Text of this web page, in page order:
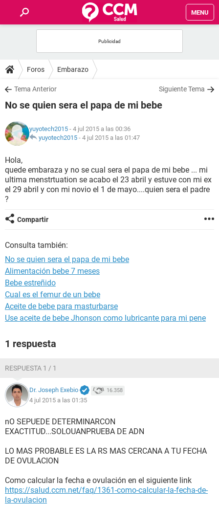
MENU
FOROS
SALUD
NUTRICIÓN
BIENESTAR
SEXUALIDAD
GLOSARIO
Foros Embarazo
Tema Anterior Siguiente Tema
No se quien sera el papa de mi bebe
yuyotech2015 - 4 jul 2015 a las 00:36
yuyotech2015 - 4 jul 2015 a las 01:47
Hola,
quede embaraza y no se cual sera el papa de mi bebe ... mi
ultima menstrtuation se acabo el 23 abril y estuve con mi ex
el 29 abril y con mi novio el 1 de mayo....quien sera el padre
?
Compartir
Consulta también:
No se quien sera el papa de mi bebe
Alimentación bebe 7 meses
Bebe estreñido
Cual es el femur de un bebe
Aceite de bebe para masturbarse
Use aceite de bebe Jhonson como lubricante para mi pene
1 respuesta
RESPUESTA 1 / 1
Dr. Joseph Exebio 16.358
4 jul 2015 a las 01:35
nO SEPUEDE DETERMINARCON
EXACTITUD...SOLOUANPRUEBA DE ADN
LO MAS PROBABLE ES LA RS MAS CERCANA A TU FECHA
DE OVULACION
Como calcular la fecha e ovulación en el siguiente link
https://salud.ccm.net/faq/1361-como-calcular-la-fecha-de-
la-ovulacion